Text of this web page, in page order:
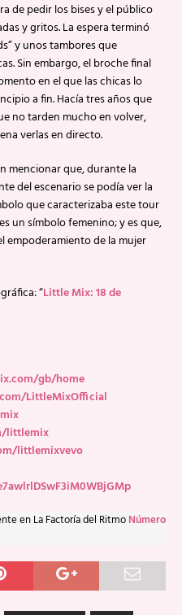
de pedir los bises y el público
y gritos. La espera terminó
y unos tambores que
Sin embargo, el broche final
en el que las chicas lo
a fin. Hacía tres años que
no tarden mucho en volver,
verlas en directo.
mencionar que, durante la
del escenario se podía ver la
que caracterizaba este tour
un símbolo femenino; y es que,
empoderamiento de la mujer
“Little Mix: 18 de
gb/home
LittleMixOfficial
littlemix
littlemixvevo
en La Factoría del Ritmo Número